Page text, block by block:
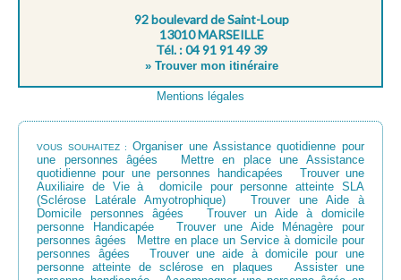
92 boulevard de Saint-Loup
13010 MARSEILLE
Tél. : 04 91 91 49 39
» Trouver mon itinéraire
Mentions légales
VOUS SOUHAITEZ :Organiser une Assistance quotidienne pour
une personnes âgées
Mettre en place une Assistance
quotidienne pour une personnes handicapées
Trouver une
Auxiliaire de Vie à domicile pour personne atteinte SLA
(Sclérose Latérale Amyotrophique)
Trouver une Aide à
Domicile personnes âgées
Trouver un Aide à domicile
personne Handicapée
Trouver une Aide Ménagère pour
personnes âgées
Mettre en place un Service à domicile pour
personnes âgées
Trouver une aide à domicile pour une
personne atteinte de sclérose en plaques
Assister une